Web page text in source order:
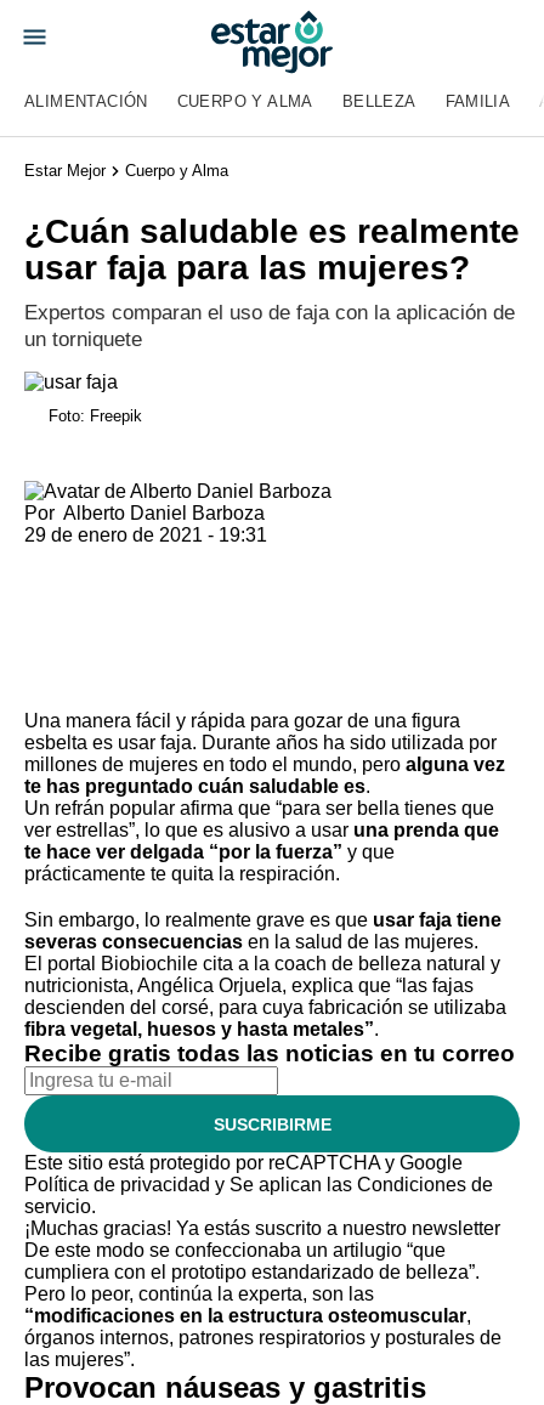
ALIMENTACIÓN CUERPO Y ALMA BELLEZA FAMILIA
Estar Mejor Cuerpo y Alma
¿Cuán saludable es realmente
usar faja para las mujeres?
Expertos comparan el uso de faja con la aplicación de
un torniquete
Foto: Freepik
Por Alberto Daniel Barboza
29 de enero de 2021 - 19:31
Una manera fácil y rápida para gozar de una figura
esbelta es usar faja. Durante años ha sido utilizada por
millones de mujeres en todo el mundo, pero alguna vez
te has preguntado cuán saludable es.
Un refrán popular afirma que “para ser bella tienes que
ver estrellas”, lo que es alusivo a usar una prenda que
te hace ver delgada “por la fuerza” y que
prácticamente te quita la respiración.
Sin embargo, lo realmente grave es que usar faja tiene
severas consecuencias en la salud de las mujeres.
El portal Biobiochile cita a la coach de belleza natural y
nutricionista, Angélica Orjuela, explica que “las fajas
descienden del corsé, para cuya fabricación se utilizaba
fibra vegetal, huesos y hasta metales”.
Recibe gratis todas las noticias en tu correo
SUSCRIBIRME
Este sitio está protegido por reCAPTCHA y Google
Política de privacidad y Se aplican las Condiciones de
servicio.
¡Muchas gracias! Ya estás suscrito a nuestro newsletter
De este modo se confeccionaba un artilugio “que
cumpliera con el prototipo estandarizado de belleza”.
Pero lo peor, continúa la experta, son las
“modificaciones en la estructura osteomuscular,
órganos internos, patrones respiratorios y posturales de
las mujeres”.
Provocan náuseas y gastritis